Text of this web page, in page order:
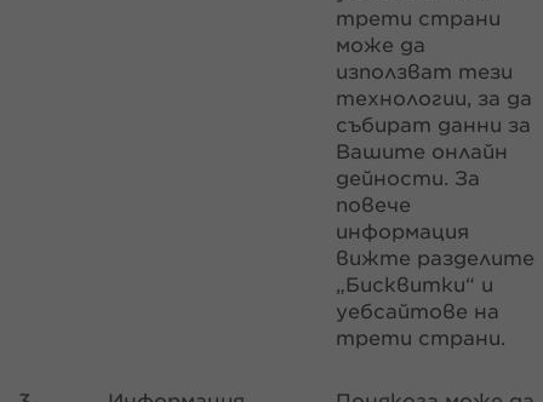
трети страни
може да
използват тези
технологии, за да
събират данни за
Вашите онлайн
дейности. За
повече
информация
вижте разделите
„Бисквитки“ и
уебсайтове на
трети страни.